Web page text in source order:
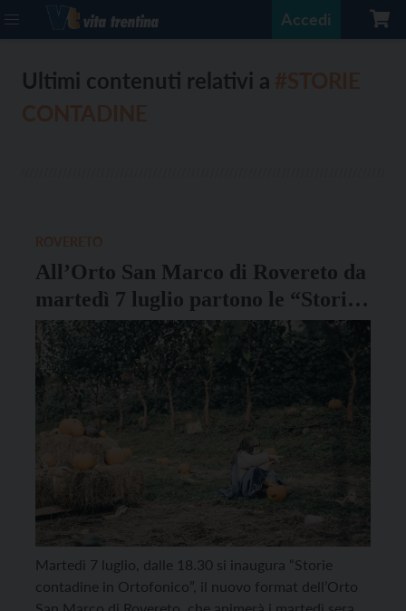
Accedi
Ultimi contenuti relativi a
All’Orto San Marco di Rovereto da
martedì 7 luglio partono le “Storie
contadine in Ortofonico”
Martedì 7 luglio, dalle 18.30 si inaugura “Storie
contadine in Ortofonico”, il nuovo format dell’Orto